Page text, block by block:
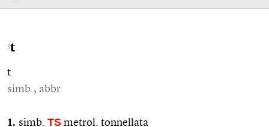
3t
t
simb., abbr.
1. simb. TS metrol. tonnellata